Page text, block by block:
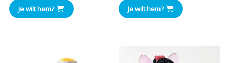
Je wilt hem? Je wilt hem?